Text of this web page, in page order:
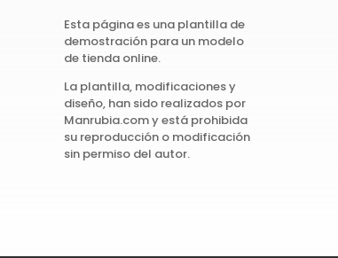
Esta página es una plantilla de
demostración para un modelo
de tienda online.
La plantilla, modificaciones y
diseño, han sido realizados por
Manrubia.com y está prohibida
su reproducción o modificación
sin permiso del autor.